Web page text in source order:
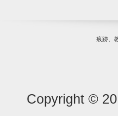
痕跡、
Copyright ©